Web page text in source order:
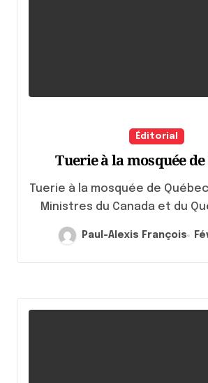
Éditorial
Tuerie à la mosquée de
Tuerie à la mosquée de Québec Les Premiers
Ministres du Canada et du
Paul-Alexis François